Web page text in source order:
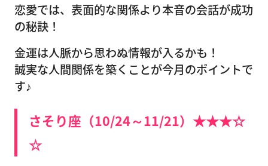
恋愛では、表面的な関係より本音の会話が成功
の秘訣！
金運は人脈から思わぬ情報が入るかも！
誠実な人間関係を築くことが今月のポイントで
す♪
さそり座（10/24～11/21）★★★☆
☆